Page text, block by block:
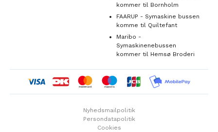
kommer til Bornholm
FAARUP - Symaskine bussen
komme til Quiltefant
Maribo -
Symaskinenebussen
kommer til Hemsø Broderi
Nyhedsmailpolitik
Persondatapolitik
Cookies